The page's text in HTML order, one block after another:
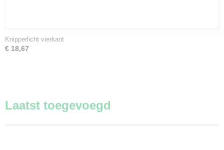
Knipperlicht vierkant
€ 18,67
Laatst toegevoegd